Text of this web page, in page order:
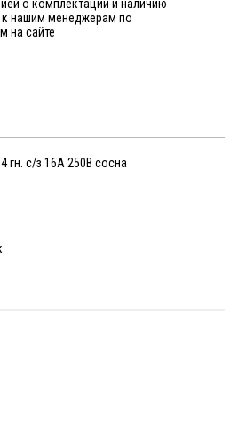
о комплектации и наличию
к нашим менеджерам по
на сайте
гн. с/з 16А 250В сосна